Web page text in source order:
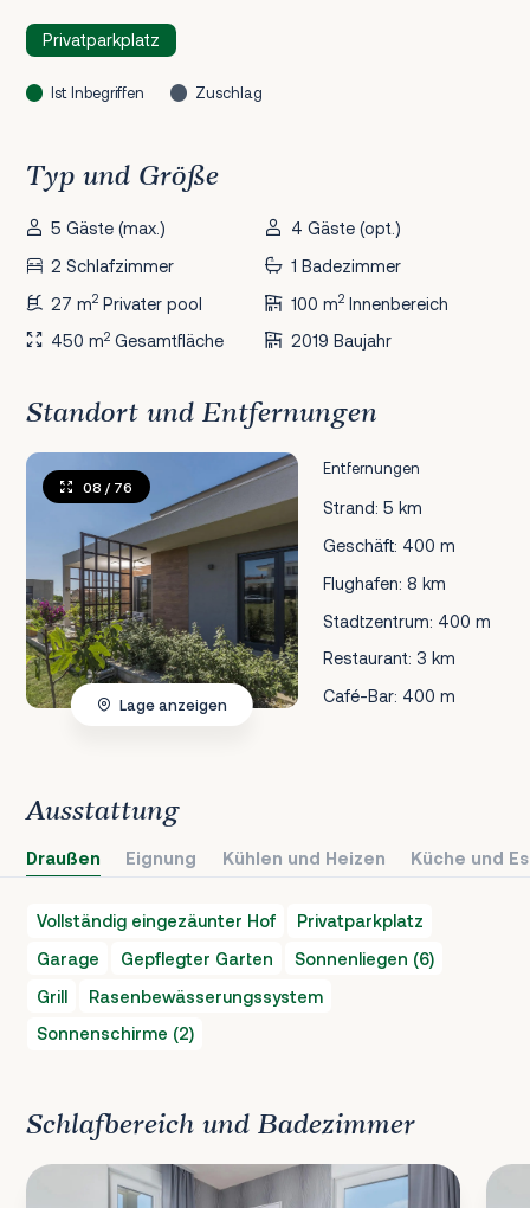
Privatparkplatz
Ist Inbegriffen Zuschlag
Typ und Größe
5 Gäste (max.)
4 Gäste (opt.)
2 Schlafzimmer
1 Badezimmer
27 m2 Privater pool 100 m2Innenbereich
450 m2 Gesamtfläche 2019 Baujahr
Standort und Entfernungen
Entfernungen
Strand: 5 km
Geschäft: 400 m
Flughafen: 8 km
Stadtzentrum: 400 m
Restaurant: 3 km
Café-Bar: 400 m
08 / 76
Lage anzeigen
Ausstattung
Draußen Eignung Kühlen und Heizen Küche und
Vollständig eingezäunter Hof
Privatparkplatz
Garage
Gepflegter Garten
Sonnenliegen (6)
Grill
Rasenbewässerungssystem
Sonnenschirme (2)
Schlafbereich und Badezimmer